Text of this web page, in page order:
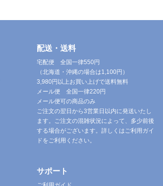
配送・送料
宅配便 全国一律550円
（北海道・沖縄の場合は1,100円）
3,980円以上お買い上げで送料無料
メール便 全国一律220円
メール便可の商品のみ
ご注文の翌日から3営業日以内に発送いたし
ます。ご注文の混雑状況によって、多少前後
する場合がございます。詳しくはご利用ガイ
ドをご利用ください。
サポート